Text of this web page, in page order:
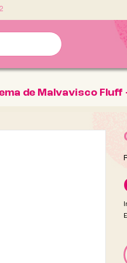
de Malvavisco Fluff